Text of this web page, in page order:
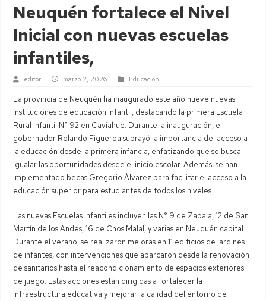
Familia de Luciana Muñoz cuestiona a Fiscalía por testigo
Día de las Infancias: guía para anticiparse y ahorrar
Mar del Plata: tres crímenes generan marchas y refuerzo de seguridad
Banco Central alcanza 50.000 millones de dólares en reservas
Senado: Bullrich critica kirchnerismo y cruza con Capitanich
Multitudinaria movilización en Neuquén contra Ley de Tierras
Neuquén: regalías de Vaca Muerta aumentan ingresos antes de paritaria
Neuquén fortalece el Nivel
Inicial con nuevas escuelas
infantiles,
editor marzo 2, 2026 Educación
La provincia de Neuquén ha inaugurado este año nueve nuevas
instituciones de educación infantil, destacando la primera Escuela
Rural Infantil N° 92 en Caviahue. Durante la inauguración, el
gobernador Rolando Figueroa subrayó la importancia del acceso a
la educación desde la primera infancia, enfatizando que se busca
igualar las oportunidades desde el inicio escolar. Además, se han
implementado becas Gregorio Álvarez para facilitar el acceso a la
educación superior para estudiantes de todos los niveles.
Las nuevas Escuelas Infantiles incluyen las N° 9 de Zapala, 12 de San
Martín de los Andes, 16 de Chos Malal, y varias en Neuquén capital.
Durante el verano, se realizaron mejoras en 11 edificios de jardines
de infantes, con intervenciones que abarcaron desde la renovación
de sanitarios hasta el reacondicionamiento de espacios exteriores
de juego. Estas acciones están dirigidas a fortalecer la
infraestructura educativa y mejorar la calidad del entorno de